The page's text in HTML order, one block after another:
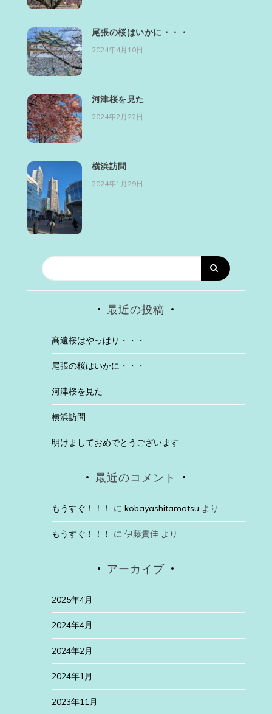
尾張の桜はいかに・・・
2024年4月10日
河津桜を見た
2024年2月22日
横浜訪問
2024年1月29日
最近の投稿
高遠桜はやっぱり・・・
尾張の桜はいかに・・・
河津桜を見た
横浜訪問
明けましておめでとうございます
最近のコメント
もうすぐ！！！ に kobayashitamotsu より
もうすぐ！！！ に 伊藤貴佳より
アーカイブ
2025年4月
2024年4月
2024年2月
2024年1月
2023年11月